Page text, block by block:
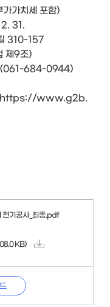
가치세 포함)
31.
310-157
제9조)
(061-684-0944)
(https://www.g2b.
전기공사_최종.pdf
KB)